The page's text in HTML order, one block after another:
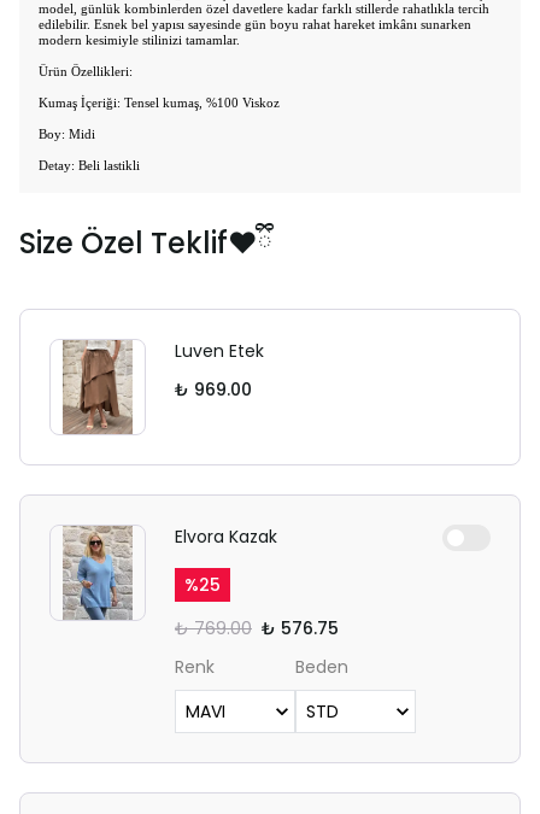
model, günlük kombinlerden özel davetlere kadar farklı stillerde rahatlıkla tercih
edilebilir. Esnek bel yapısı sayesinde gün boyu rahat hareket imkânı sunarken
modern kesimiyle stilinizi tamamlar.
Ürün Özellikleri:
Kumaş İçeriği: Tensel kumaş, %100 Viskoz
Boy: Midi
Detay: Beli lastikli
Size Özel Teklif❤️ྀི
Luven Etek
₺ 969.00
Elvora Kazak
%25
₺ 769.00 ₺ 576.75
Renk
Beden